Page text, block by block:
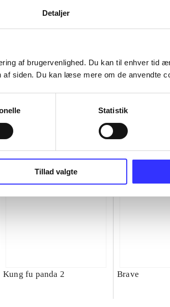
Detaljer
af brugervenlighed. Du kan til enhver tid
siden. Du kan læse mere om de anvendte
Statistik
Tillad valgte
Kung fu panda 2 Brave